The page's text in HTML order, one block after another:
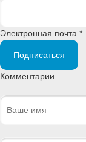
Электронная почта *
Подписаться
Комментарии